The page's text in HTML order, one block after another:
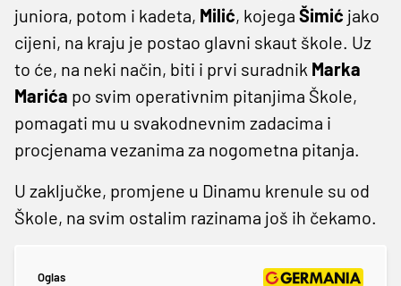
juniora, potom i kadeta, Milić, kojega Šimić jako
cijeni, na kraju je postao glavni skaut škole. Uz
to će, na neki način, biti i prvi suradnik Marka
Marića po svim operativnim pitanjima Škole,
pomagati mu u svakodnevnim zadacima i
procjenama vezanima za nogometna pitanja.
U zaključke, promjene u Dinamu krenule su od
Škole, na svim ostalim razinama još ih čekamo.
Oglas